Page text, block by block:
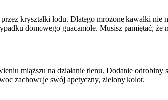
kryształki lodu. Dlatego mrożone kawałki nie
domowego guacamole. Musisz pamiętać,
miąższu na działanie tlenu. Dodanie
zachowuje swój apetyczny, zielony kolor.